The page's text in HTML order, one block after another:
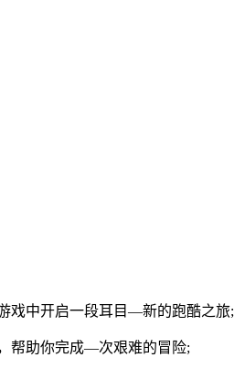
戏中开启一段耳目—新的跑酷之旅;
帮助你完成—次艰难的冒险;